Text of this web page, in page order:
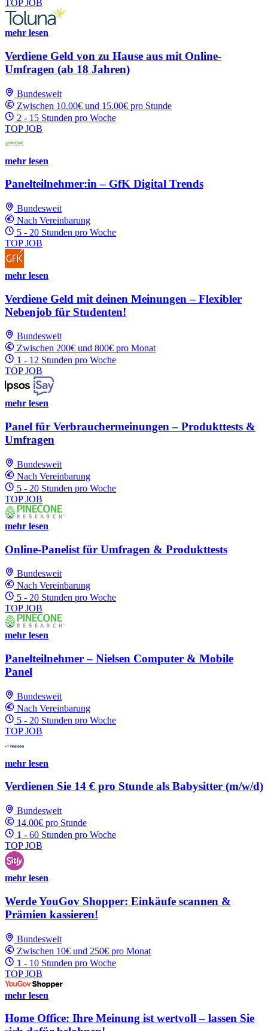
TOP JOB
mehr lesen
Verdiene Geld von zu Hause aus mit Online-
Umfragen (ab 18 Jahren)
Bundesweit
Zwischen 10.00€ und 15.00€ pro Stunde
2 - 15 Stunden pro Woche
TOP JOB
mehr lesen
Panelteilnehmer:in – GfK Digital Trends
Bundesweit
Nach Vereinbarung
5 - 20 Stunden pro Woche
TOP JOB
mehr lesen
Verdiene Geld mit deinen Meinungen – Flexibler
Nebenjob für Studenten!
Bundesweit
Zwischen 200€ und 800€ pro Monat
1 - 12 Stunden pro Woche
TOP JOB
mehr lesen
Panel für Verbrauchermeinungen – Produkttests &
Umfragen
Bundesweit
Nach Vereinbarung
5 - 20 Stunden pro Woche
TOP JOB
mehr lesen
Online-Panelist für Umfragen & Produkttests
Bundesweit
Nach Vereinbarung
5 - 20 Stunden pro Woche
TOP JOB
mehr lesen
Panelteilnehmer – Nielsen Computer & Mobile
Panel
Bundesweit
Nach Vereinbarung
5 - 20 Stunden pro Woche
TOP JOB
mehr lesen
Verdienen Sie 14 € pro Stunde als Babysitter (m/w/d)
Bundesweit
14.00€ pro Stunde
1 - 60 Stunden pro Woche
TOP JOB
mehr lesen
Werde YouGov Shopper: Einkäufe scannen &
Prämien kassieren!
Bundesweit
Zwischen 10€ und 250€ pro Monat
1 - 10 Stunden pro Woche
TOP JOB
mehr lesen
Home Office: Ihre Meinung ist wertvoll – lassen Sie